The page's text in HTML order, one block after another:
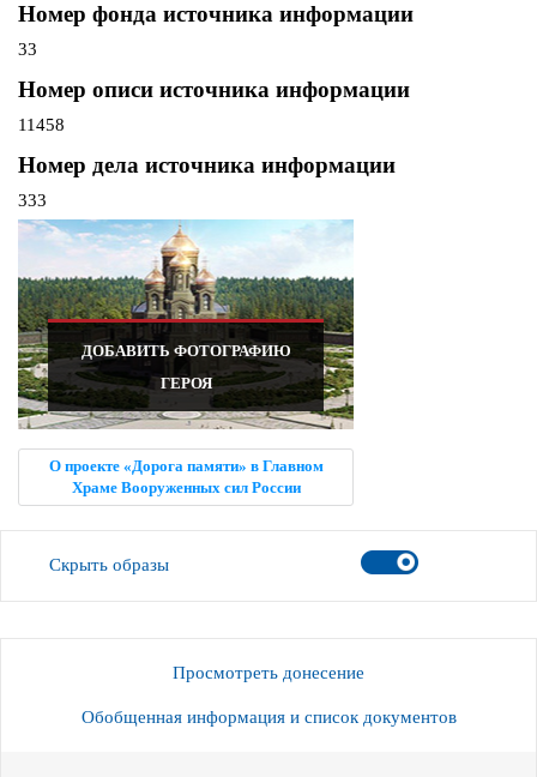
Номер фонда источника информации
33
Номер описи источника информации
11458
Номер дела источника информации
333
ДОБАВИТЬ ФОТОГРАФИЮ
ГЕРОЯ
О проекте «Дорога памяти» в Главном
Храме Вооруженных сил России
Скрыть образы
Просмотреть донесение
Обобщенная информация и список документов